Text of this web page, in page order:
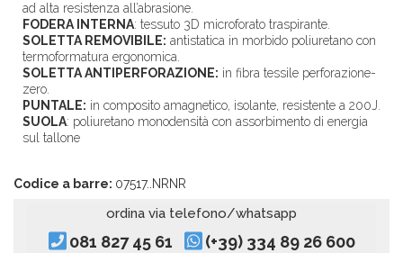
ad alta resistenza all’abrasione.
FODERA INTERNA: tessuto 3D microforato traspirante.
SOLETTA REMOVIBILE: antistatica in morbido poliuretano con
termoformatura ergonomica.
SOLETTA ANTIPERFORAZIONE: in fibra tessile perforazione-
zero.
PUNTALE: in composito amagnetico, isolante, resistente a 200J.
SUOLA: poliuretano monodensità con assorbimento di energia
sul tallone
Codice a barre: 07517..NRNR
ordina via telefono/whatsapp
081 827 45 61 (+39) 334 89 26 600